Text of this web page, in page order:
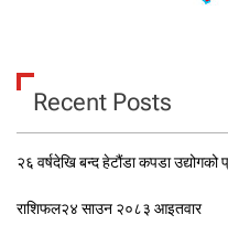
Recent Posts
२६ वर्षदेखि बन्द हेटौंडा कपडा
राशिफल२४ साउन २०८३ आइतवार